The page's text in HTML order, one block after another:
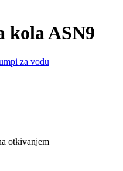
kola ASN9
za vodu
otkivanjem